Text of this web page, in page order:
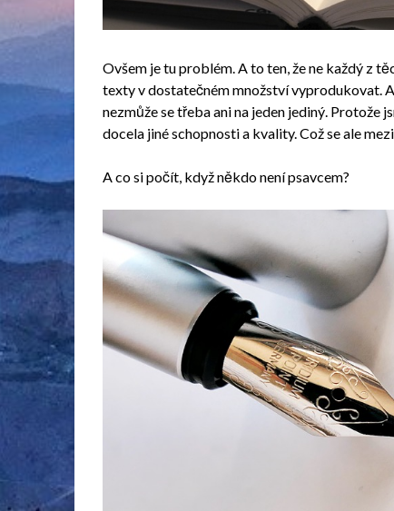
Ovšem je tu problém. A to ten, že ne každý z
texty v dostatečném množství vyprodukovat.
nezmůže se třeba ani na jeden jediný. Protože
docela jiné schopnosti a kvality. Což se ale
A co si počít, když někdo není psavcem?